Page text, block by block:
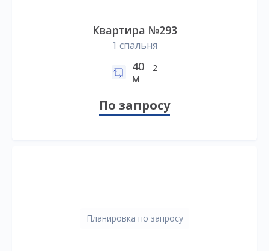
Квартира №293
1 спальня
40
м
2
По запросу
Планировка по запросу